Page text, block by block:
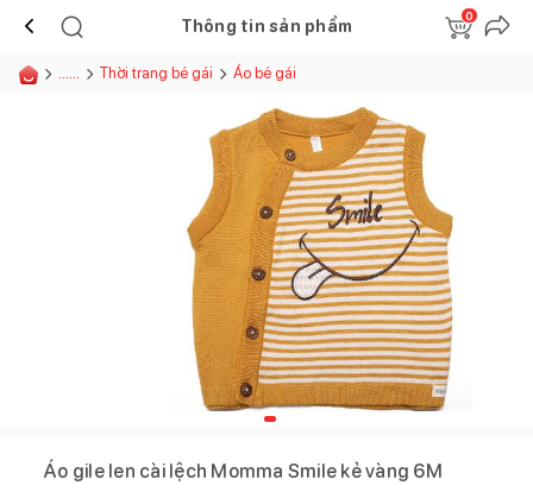
Thông tin sản phẩm
0
...... Thời trang bé gái Áo bé gái
Áo gile len cài lệch Momma Smile kẻ vàng 6M